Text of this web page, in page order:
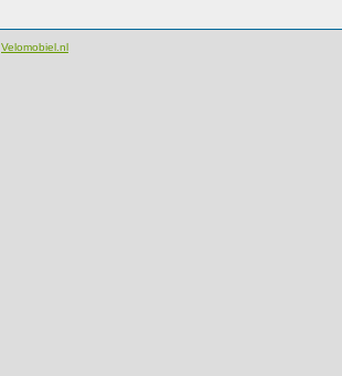
Velomobiel.nl